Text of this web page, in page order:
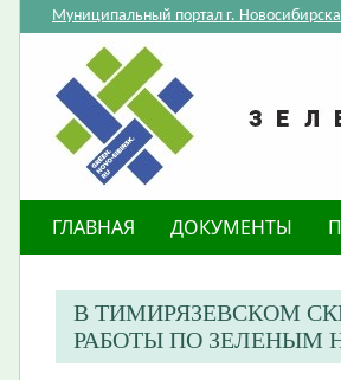
Муниципальный портал г. Новосибирска
ГЛАВНАЯ ДОКУМЕНТЫ
​В ТИМИРЯЗЕВСКОМ
РАБОТЫ ПО ЗЕЛЕНЫМ